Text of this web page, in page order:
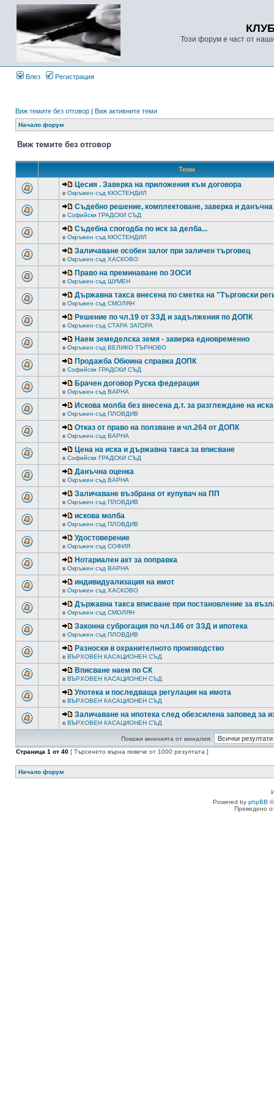
Този форум е част от
Влез Регистрация
Виж темите без отговор | Виж активните теми
Начало форум
Виж темите без отговор
Теми
Цесия . Заверка на приложения към договора
в Окръжен съд КЮСТЕНДИЛ
Съдебно решение, комплектоване, заверка и данъчна
в Софийски ГРАДСКИ СЪД
Съдебна спогодба по иск за делба...
в Окръжен съд КЮСТЕНДИЛ
Заличаване особен залог при заличен търговец
в Окръжен съд ХАСКОВО
Право на преминаване по ЗОСИ
в Окръжен съд ШУМЕН
Държавна такса внесена по сметка на "Търговски
в Окръжен съд СМОЛЯН
Решение по чл.19 от ЗЗД и задължения по ДОПК
в Окръжен съд СТАРА ЗАГОРА
Наем земеделска земя - заверка едновременно
в Окръжен съд ВЕЛИКО ТЪРНОВО
Продажба Обюина справка ДОПК
в Софийски ГРАДСКИ СЪД
Брачен договор Руска федерация
в Окръжен съд ВАРНА
Искова молба без внесена д.т. за разглеждане на иска
в Окръжен съд ПЛОВДИВ
Отказ от право на ползване и чл.264 от ДОПК
в Окръжен съд ВАРНА
Цена на иска и държавна такса за вписване
в Софийски ГРАДСКИ СЪД
Данъчна оценка
в Окръжен съд ВАРНА
Заличаване възбрана от купувач на ПП
в Окръжен съд ПЛОВДИВ
искова молба
в Окръжен съд ПЛОВДИВ
Удостоверение
в Окръжен съд СОФИЯ
Нотариален акт за поправка
в Окръжен съд ВАРНА
индивидуализация на имот
в Окръжен съд ХАСКОВО
Държавна такса вписване при постановление за
в Окръжен съд СМОЛЯН
Законна суброгация по чл.146 от ЗЗД и ипотека
в Окръжен съд ПЛОВДИВ
Разноски в охранителното производство
в ВЪРХОВЕН КАСАЦИОНЕН СЪД
Вписване наем по СК
в ВЪРХОВЕН КАСАЦИОНЕН СЪД
Употека и последваща регулация на имота
в ВЪРХОВЕН КАСАЦИОНЕН СЪД
Заличаване на ипотека след обезсилена заповед за
в ВЪРХОВЕН КАСАЦИОНЕН СЪД
Покажи мненията от миналия:
Страница 1 от 40 [ Търсенето върна повече от 1000 резултата ]
Начало форум
Powered by phpBB
Преведено